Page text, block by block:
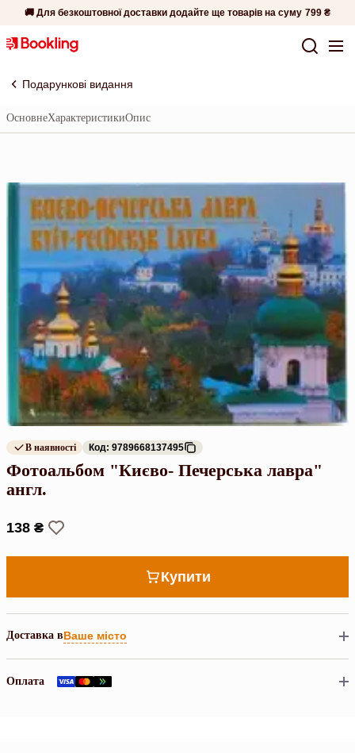
🚚 Для безкоштовної доставки додайте ще товарів на суму 799 ₴
Подарункові видання
ОсновнеХарактеристикиОпис
В наявності Код: 9789668137495
Фотоальбом "Києво- Печерська лавра"
англ.
138 ₴
Купити
Доставка вВаше місто
Оплата